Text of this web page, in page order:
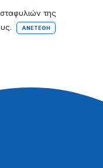
της
ΑΝΕΤΈΘΗ